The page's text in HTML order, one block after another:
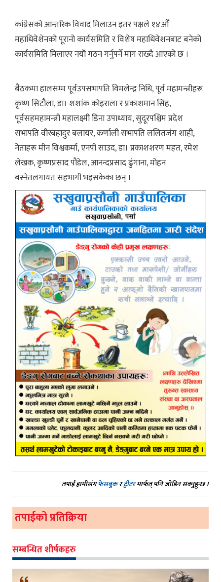
कांग्रेसको आन्तरिक विवाद मिलाउन इतर पक्षले १४औँ
महाधिवेशेनको पूरानो कार्यसमिति र विशेष महाधिवेशनबाट बनेको
कार्यसमिति मिलाएर नयाँ गठन गर्नुपर्ने माग राख्दै आएको छ ।
बैठकमा हालसम्म पूर्वउपसभापति विमलेन्द्र निधि, पूर्व महामन्त्रीहरू
कृष्ण सिटौला, डा। शशांक कोइराला र प्रकाशमान सिंह,
पूर्वसहमहामन्त्री महालक्ष्मी डिना उपाध्याय, सुदूरपश्चिम प्रदेश
सभापति वीरबहादुर बलायर, कर्णाली सभापति ललितजंग शाही,
नेताहरू मीन विश्वकर्मा, एनपी साउद, डा। प्रकाशशरण महत, रमेश
लेखक, कृष्णप्रसाद पौडेल, आनन्दप्रसाद ढुंगाना, मोहन
बस्नेतलगायत सहभागी भइसकेका छन् ।
तपाईं हामीसंगफेसबुकरट्वीटरमार्फत् पनि जोडिन सक्नुहुन्छ ।
तपाईको प्रतिक्रिया
सम्बन्धित शीर्षकहरु